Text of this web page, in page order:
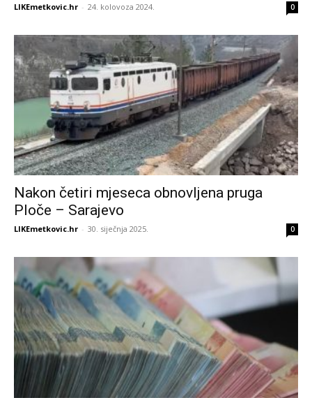
LIKEmetkovic.hr - 24. kolovoza 2024. 0
Nakon četiri mjeseca obnovljena pruga
Ploče – Sarajevo
LIKEmetkovic.hr - 30. siječnja 2025. 0